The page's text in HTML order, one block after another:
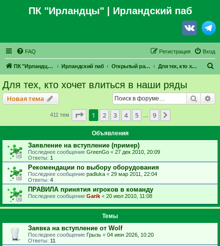
ПК "Ирландцы"| Ирландский паб
FAQ Вход
Регистрация
ПК "Ирландцы" Ирландский паб Открытый раздел Для тех, кто хочет влиться в наши ряды
Для тех, кто хочет влиться в наши ряды
Новая тема Поиск
411 тем Страница из
1 2 3 4 5 9
Объявления
Заявление на вступление (пример)
Последнее сообщение GreenGo « 27 дек 2010, 20:09
Ответы: 1
Рекомендации по выбору оборудования
Последнее сообщение padluka « 29 мар 2011, 22:04
Ответы: 4
ПРАВИЛА принятия игроков в команду
Последнее сообщение Garik « 20 июл 2010, 11:08
Темы
Заявка на вступление от Wolf
Последнее сообщение Грызь « 04 июн 2026, 10:20
Ответы: 11